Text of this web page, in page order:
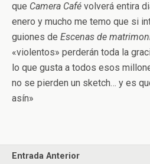
que Camera Café volverá entira
enero y mucho me temo que si
guiones de Escenas de
«violentos» perderán toda la
lo que gusta a todos esos
no se pierden un sketch… y es
asín»
Entrada Anterior